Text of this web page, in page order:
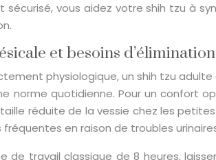
sécurisé, vous aidez votre shih tzu à
et besoins
physiologique, un shih tzu
norme quotidienne. Pour un confort
réduite de la vessie chez les
en raison de troubles
de travail classique de 8 heures,